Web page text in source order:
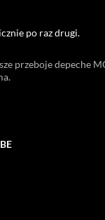
po raz drugi.
przeboje depeche